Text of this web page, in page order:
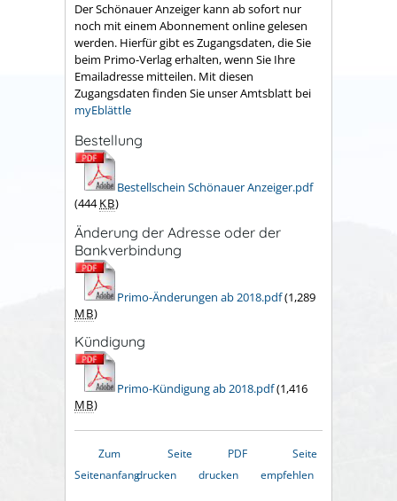
Der Schönauer Anzeiger kann ab sofort nur
noch mit einem Abonnement online gelesen
werden. Hierfür gibt es Zugangsdaten, die Sie
beim Primo-Verlag erhalten, wenn Sie Ihre
Emailadresse mitteilen. Mit diesen
Zugangsdaten finden Sie unser Amtsblatt bei
myEblättle
Bestellung
Bestellschein Schönauer Anzeiger.pdf
(444KB)
Änderung der Adresse oder der
Bankverbindung
Primo-Änderungen ab 2018.pdf(1,289
MB)
Kündigung
Primo-Kündigung ab 2018.pdf(1,416
MB)
Zum
Seitenanfang
Seite
drucken
PDF
drucken
Seite
empfehlen